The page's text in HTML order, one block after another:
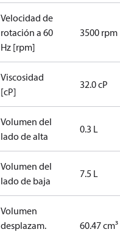
Velocidad de
rotación a 60
Hz [rpm]
3500 rpm
Viscosidad
[cP]
32.0 cP
Volumen del
lado de alta
0.3 L
Volumen del
lado de baja
7.5 L
Volumen
desplazam.
60.47 cm³